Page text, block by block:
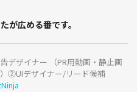
が広める番です。
デザイナー （PR用動画・静止画
②UIデザイナー/リード候補